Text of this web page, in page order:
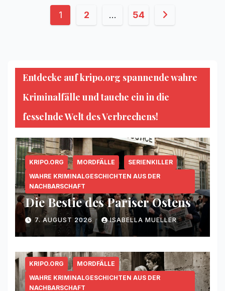
Seitennummerierung
1 2 … 54
Entdecke auf kripo.org spannende wahre
Kriminalfälle und tauche ein in die
fesselnde Welt des Verbrechens!
KRIPO.ORG MORDFÄLLE
SERIENKILLER
WAHRE KRIMINALGESCHICHTEN AUS DER
NACHBARSCHAFT
Die Bestie des Pariser Ostens
7. AUGUST 2026 ISABELLA MUELLER
KRIPO.ORG
MORDFÄLLE
WAHRE KRIMINALGESCHICHTEN AUS DER
NACHBARSCHAFT